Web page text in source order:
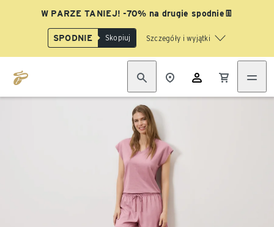
W PARZE TANIEJ! -70% na drugie spodnie👖
SPODNIE Skopiuj Szczegóły i wyjątki